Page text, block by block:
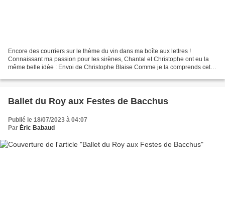
Encore des courriers sur le thème du vin dans ma boîte aux lettres !
Connaissant ma passion pour les sirènes, Chantal et Christophe ont eu la
même belle idée : Envoi de Christophe Blaise Comme je la comprends cette
Ballet du Roy aux Festes de Bacchus
Publié le 18/07/2023 à 04:07
Par Éric Babaud